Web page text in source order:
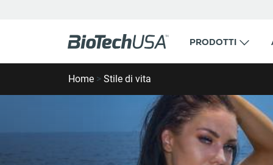
PRODOTTI
Home > Stile di vita